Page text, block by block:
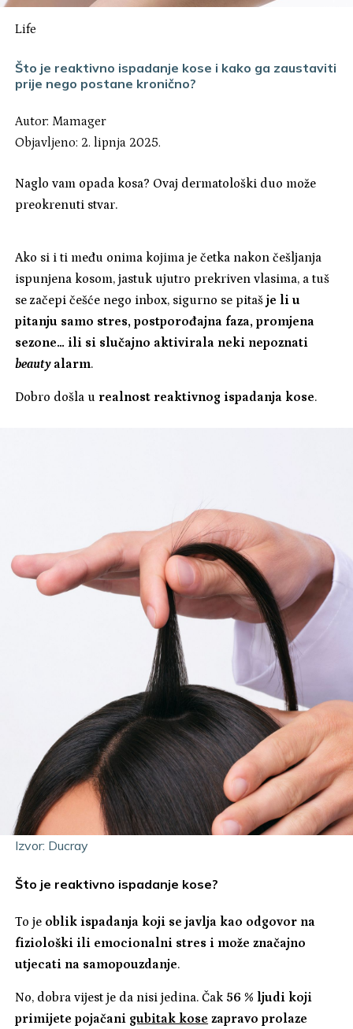
Life
Što je reaktivno ispadanje kose i kako ga zaustaviti
prije nego postane kronično?
Autor: Mamager
Objavljeno: 2. lipnja 2025.
Naglo vam opada kosa? Ovaj dermatološki duo može
preokrenuti stvar.
Ako si i ti među onima kojima je četka nakon češljanja
ispunjena kosom, jastuk ujutro prekriven vlasima, a tuš
se začepi češće nego inbox, sigurno se pitašje li u
pitanju samo stres, postporođajna faza, promjena
sezone… ili si slučajno aktivirala neki nepoznati
beautyalarm.
Dobro došla u realnost reaktivnog ispadanja kose.
Izvor: Ducray
Što je reaktivno ispadanje kose?
To je oblik ispadanja koji se javlja kao odgovor na
fiziološki ili emocionalni stres i može značajno
utjecati na samopouzdanje.
No, dobra vijest je da nisi jedina. Čak 56 % ljudi koji
primijete pojačani gubitak kose zapravo prolaze